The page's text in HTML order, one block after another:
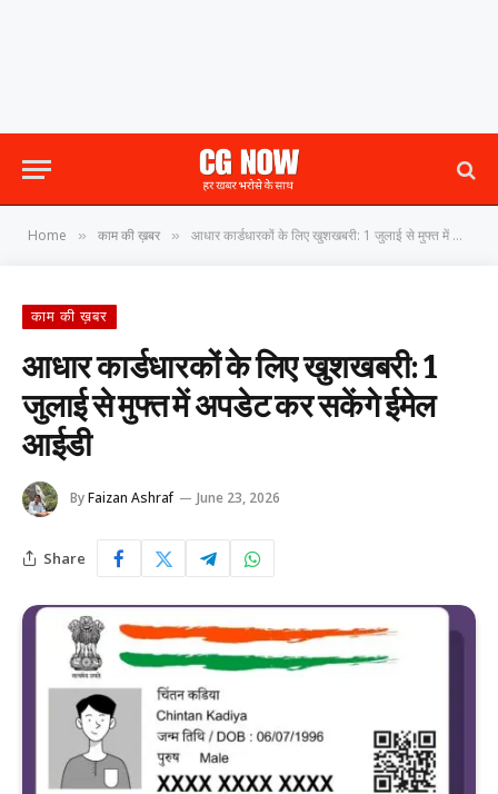
Home » काम की ख़बर » आधार कार्डधारकों के लिए खुशखबरी: 1 जुलाई से मुफ्त में अपडेट कर सकेंगे ईमेल आईडी
काम की ख़बर
आधार कार्डधारकों के लिए खुशखबरी: 1
जुलाई से मुफ्त में अपडेट कर सकेंगे ईमेल
आईडी
ByFaizan Ashraf June 23, 2026
Share